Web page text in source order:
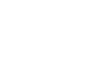
in Sönnebüll